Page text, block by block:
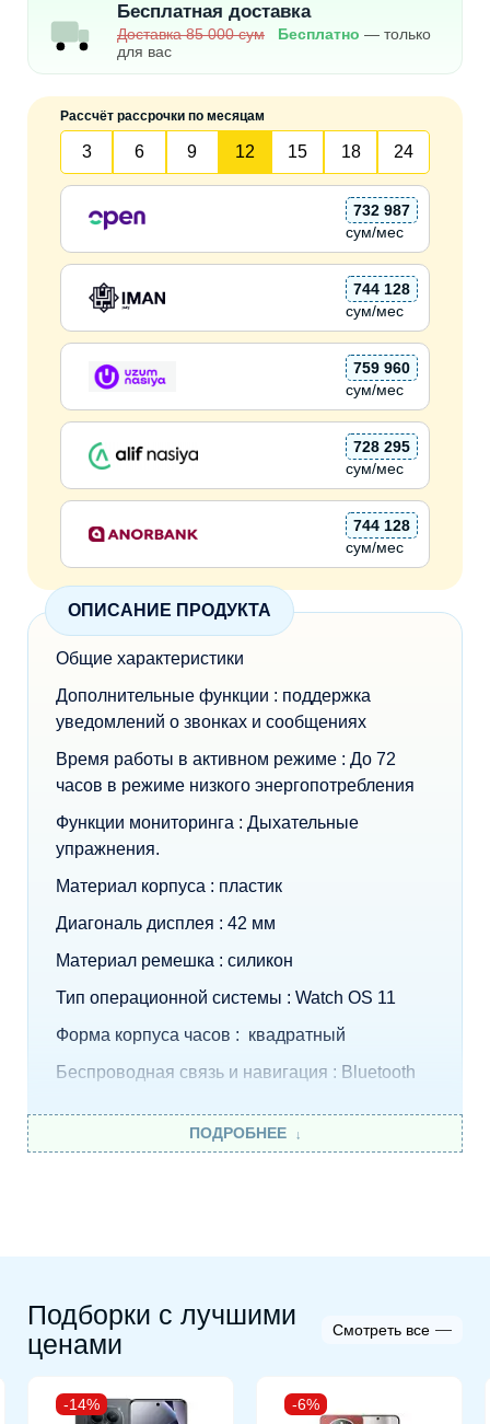
Бесплатная доставка
Доставка 85 000 сум Бесплатно — только
для вас
Рассчёт рассрочки по месяцам
3 6 9 12 15 18 24
732 987
сум/мес
744 128
сум/мес
759 960
сум/мес
728 295
сум/мес
744 128
сум/мес
ОПИСАНИЕ ПРОДУКТА
Общие характеристики
Дополнительные функции : поддержка
уведомлений о звонках и сообщениях
Время работы в активном режиме : До 72
часов в режиме низкого энергопотребления
Функции мониторинга : Дыхательные
упражнения.
Материал корпуса : пластик
Диагональ дисплея : 42 мм
Материал ремешка : силикон
Тип операционной системы : Watch OS 11
Форма корпуса часов : квадратный
Беспроводная связь и навигация : Bluetooth
ПОДРОБНЕЕ
Подборки с лучшими
ценами
Смотреть все
-14% -6%